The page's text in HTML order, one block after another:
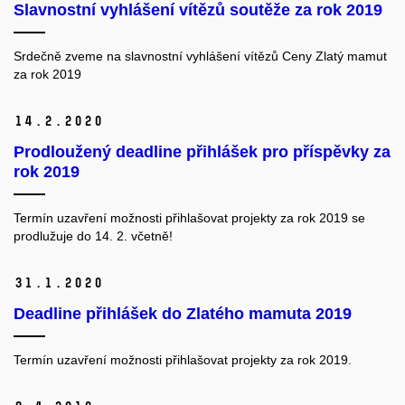
Slavnostní vyhlášení vítězů soutěže za rok 2019
Srdečně zveme na slavnostní vyhlášení vítězů Ceny Zlatý mamut
za rok 2019
14. 2. 2020
Prodloužený deadline přihlášek pro příspěvky za
rok 2019
Termín uzavření možnosti přihlašovat projekty za rok 2019 se
prodlužuje do 14. 2. včetně!
31. 1. 2020
Deadline přihlášek do Zlatého mamuta 2019
Termín uzavření možnosti přihlašovat projekty za rok 2019.